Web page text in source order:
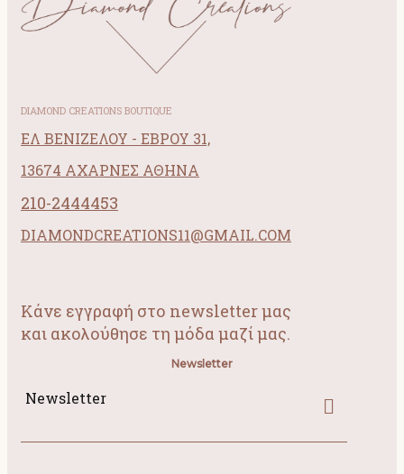
DIAMOND CREATIONS BOUTIQUE
ΕΛ ΒΕΝΙΖΕΛΟΥ - ΕΒΡΟΥ 31,
13674 ΑΧΑΡΝΕΣ ΑΘΗΝΑ
210-2444453
DIAMONDCREATIONS11@GMAIL.COM
Κάνε εγγραφή στο newsletter μας
και ακολούθησε τη μόδα μαζί μας.
Newsletter
Newsletter